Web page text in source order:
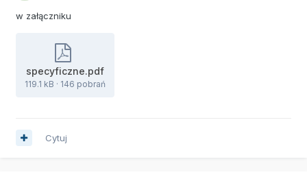
w załączniku
specyficzne.pdf
119.1 kB · 146 pobrań
Cytuj